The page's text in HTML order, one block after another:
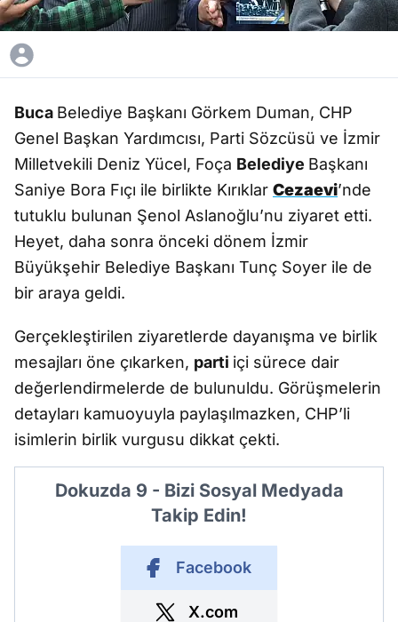
Buca Belediye Başkanı Görkem Duman, CHP
Genel Başkan Yardımcısı, Parti Sözcüsü ve İzmir
Milletvekili Deniz Yücel, Foça Belediye Başkanı
Saniye Bora Fıçı ile birlikte Kırıklar Cezaevi’nde
tutuklu bulunan Şenol Aslanoğlu’nu ziyaret etti.
Heyet, daha sonra önceki dönem İzmir
Büyükşehir Belediye Başkanı Tunç Soyer ile de
bir araya geldi.
Gerçekleştirilen ziyaretlerde dayanışma ve birlik
mesajları öne çıkarken, parti içi sürece dair
değerlendirmelerde de bulunuldu. Görüşmelerin
detayları kamuoyuyla paylaşılmazken, CHP’li
isimlerin birlik vurgusu dikkat çekti.
Dokuzda 9 - Bizi Sosyal Medyada
Takip Edin!
Facebook
X.com